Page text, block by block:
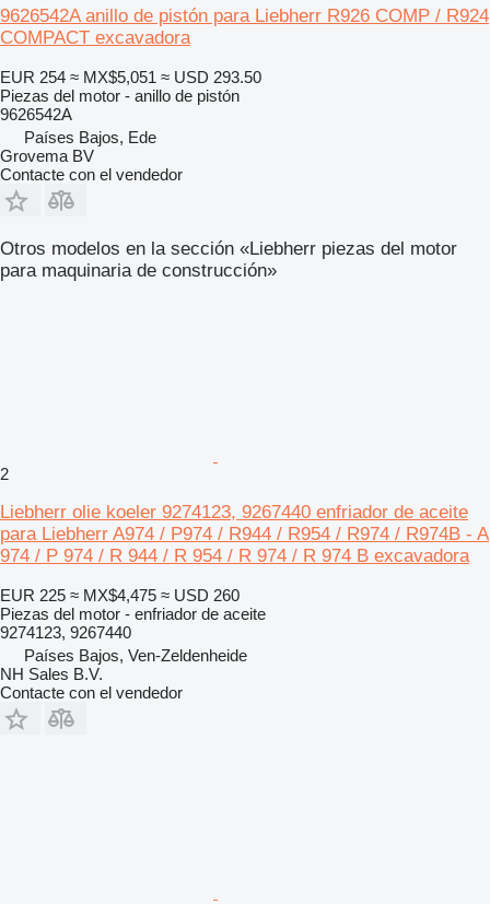
9626542A anillo de pistón para Liebherr R926 COMP / R924
COMPACT excavadora
EUR 254 ≈ MX$5,051 ≈ USD 293.50
Piezas del motor - anillo de pistón
9626542A
Países Bajos, Ede
Grovema BV
Contacte con el vendedor
Otros modelos en la sección «Liebherr piezas del motor
para maquinaria de construcción»
2
Liebherr olie koeler 9274123, 9267440 enfriador de aceite
para Liebherr A974 / P974 / R944 / R954 / R974 / R974B - A
974 / P 974 / R 944 / R 954 / R 974 / R 974 B excavadora
EUR 225 ≈ MX$4,475 ≈ USD 260
Piezas del motor - enfriador de aceite
9274123, 9267440
Países Bajos, Ven-Zeldenheide
NH Sales B.V.
Contacte con el vendedor